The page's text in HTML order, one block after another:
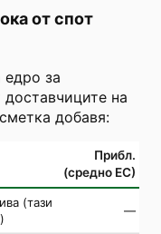
от спот
едро за
на
добавя:
Прибл.
(средно ЕС)
(тази
—